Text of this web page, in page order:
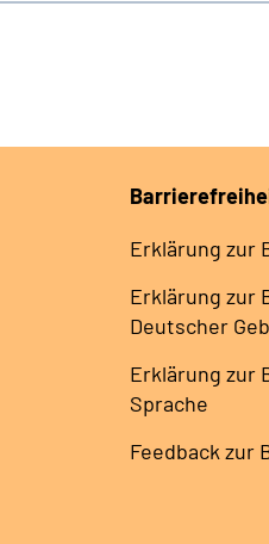
Erklärung zur
Erklärung zur
Deutscher
Erklärung zur
Sprache
Feedback zur